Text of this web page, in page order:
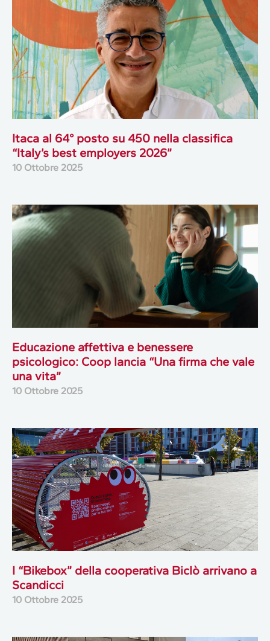
Itaca al 64° posto su 450 nella classifica
“Italy’s best employers 2026”
10 Ottobre 2025
Educazione affettiva e benessere
psicologico: Coop lancia “Una firma che vale
una vita”
10 Ottobre 2025
I “Bikebox” della cooperativa Biclò arrivano a
Scandicci
10 Ottobre 2025